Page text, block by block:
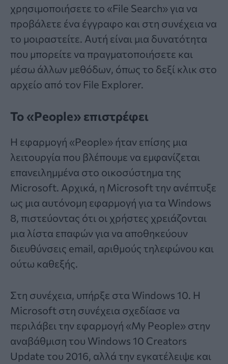
χρησιμοποιήσετε το «File Search» για να
προβάλετε ένα έγγραφο και στη συνέχεια να
το μοιραστείτε. Αυτή είναι μια δυνατότητα
που μπορείτε να πραγματοποιήσετε και
μέσω άλλων μεθόδων, όπως το δεξί κλικ στο
αρχείο από τον File Explorer.
Το «People» επιστρέφει
Η εφαρμογή «People» ήταν επίσης μια
λειτουργία που βλέπουμε να εμφανίζεται
επανειλημμένα στο οικοσύστημα της
Microsoft. Αρχικά, η Microsoft την ανέπτυξε
ως μια αυτόνομη εφαρμογή για τα Windows
8, πιστεύοντας ότι οι χρήστες χρειάζονται
μια λίστα επαφών για να αποθηκεύουν
διευθύνσεις email, αριθμούς τηλεφώνου και
ούτω καθεξής.
Στη συνέχεια, υπήρξε στα Windows 10. Η
Microsoft στη συνέχεια σχεδίασε να
περιλάβει την εφαρμογή «My People» στην
αναβάθμιση του Windows 10 Creators
Update του 2016, αλλά την εγκατέλειψε και